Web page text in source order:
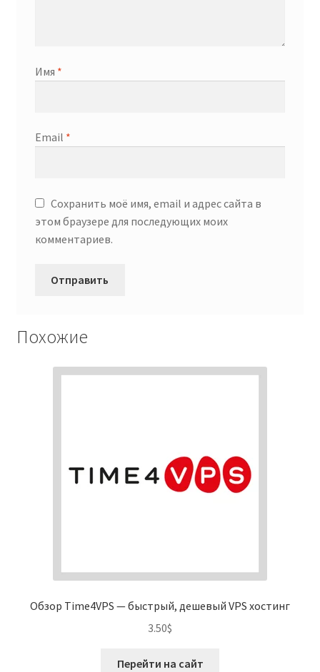
Имя *
Email *
Сохранить моё имя, email и адрес сайта в
этом браузере для последующих моих
комментариев.
Похожие
Обзор Time4VPS — быстрый, дешевый VPS хостинг
3.50$
Перейти на сайт